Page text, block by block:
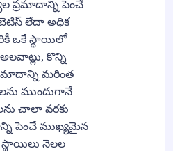
ప్రమాదాన్ని పెంచే
లేదా అధిక
ఒకే స్థాయిలో
కొన్ని
మరింత
ముందుగానే
చాలా వరకు
పెంచే ముఖ్యమైన
స్థాయిలు నెలల